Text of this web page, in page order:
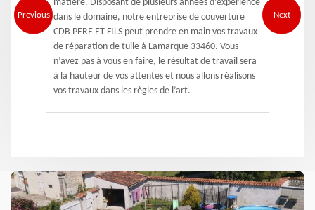
Previous
matière. Disposant de plusieurs années d’expérience
dans le domaine, notre entreprise de couverture
CDB PERE ET FILS peut prendre en main vos travaux
de réparation de tuile à Lamarque 33460. Vous
n’avez pas à vous en faire, le résultat de travail sera
à la hauteur de vos attentes et nous allons réalisons
vos travaux dans les règles de l’art.
Next